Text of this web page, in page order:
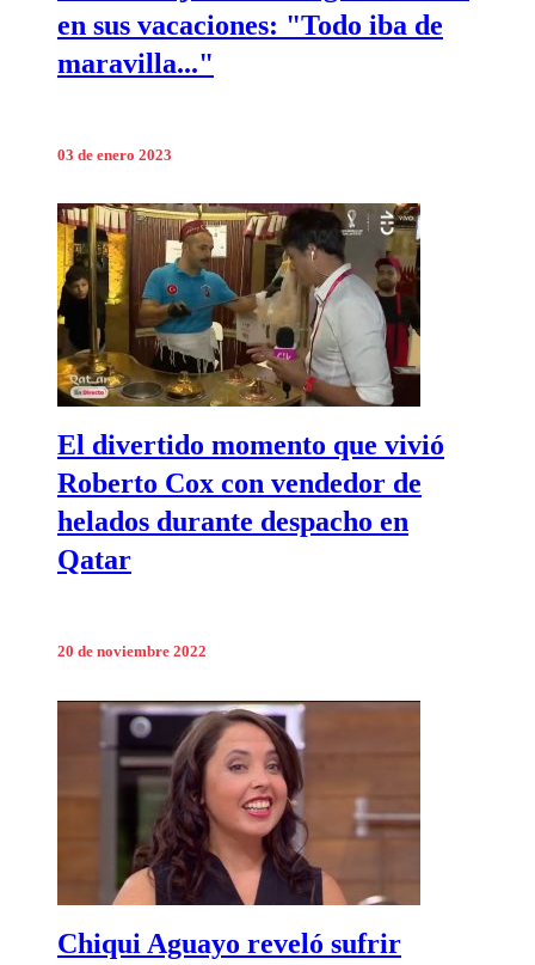
en sus vacaciones: "Todo iba de
maravilla..."
03 de enero 2023
El divertido momento que vivió
Roberto Cox con vendedor de
helados durante despacho en
Qatar
20 de noviembre 2022
Chiqui Aguayo reveló sufrir